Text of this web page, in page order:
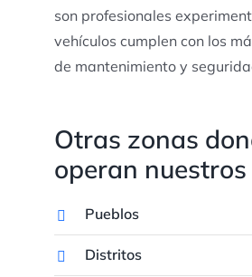
son profesionales
vehículos cumplen con los
de mantenimiento y
Otras zonas
operan
Pueblos
Distritos